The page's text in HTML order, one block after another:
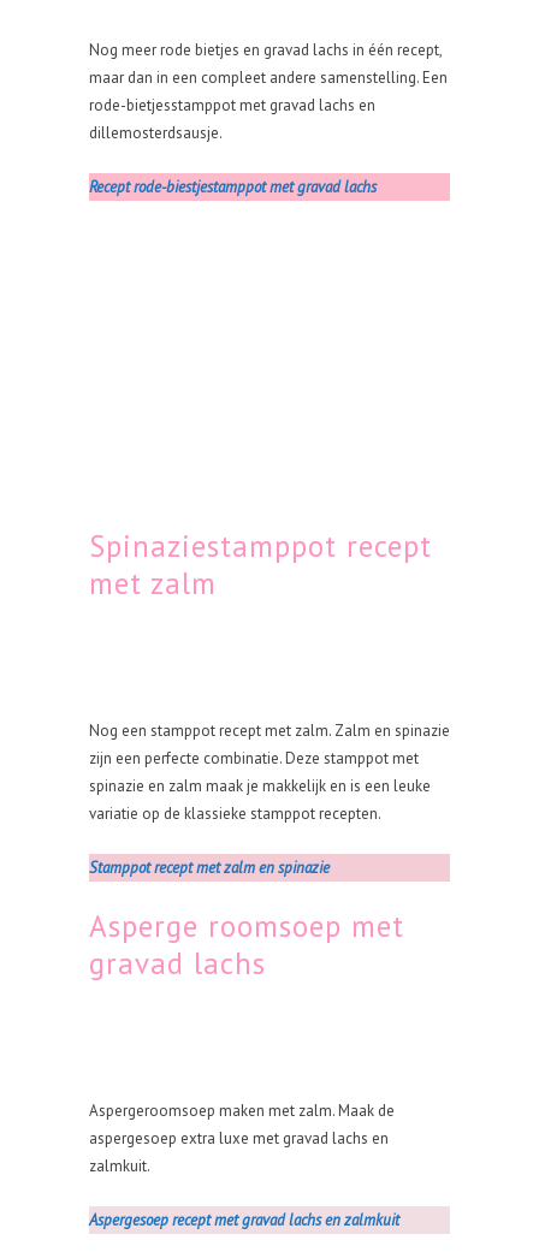
Nog meer rode bietjes en gravad lachs in één recept,
maar dan in een compleet andere samenstelling. Een
rode-bietjesstamppot met gravad lachs en
dillemosterdsausje.
Recept rode-biestjestamppot met gravad lachs
Spinaziestamppot recept
met zalm
Nog een stamppot recept met zalm. Zalm en spinazie
zijn een perfecte combinatie. Deze stamppot met
spinazie en zalm maak je makkelijk en is een leuke
variatie op de klassieke stamppot recepten.
Stamppot recept met zalm en spinazie
Asperge roomsoep met
gravad lachs
Aspergeroomsoep maken met zalm. Maak de
aspergesoep extra luxe met gravad lachs en
zalmkuit.
Aspergesoep recept met gravad lachs en zalmkuit